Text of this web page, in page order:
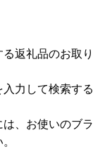
返礼品のお取り
力して検索する
、お使いのブラ